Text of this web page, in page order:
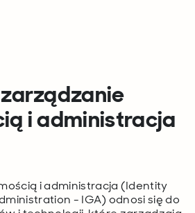
i administracja
i administracja (Identity
- IGA) odnosi się do